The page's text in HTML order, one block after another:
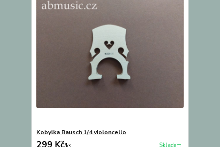
Kobylka Bausch 1/4 violoncello
Skladem